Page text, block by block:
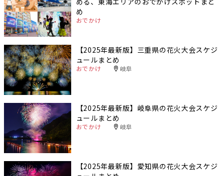
め
おでかけ
【2025年最新版】三重県の花火大会スケジ
ュールまとめ
おでかけ 岐阜
【2025年最新版】岐阜県の花火大会スケジ
ュールまとめ
おでかけ 岐阜
【2025年最新版】愛知県の花火大会スケジ